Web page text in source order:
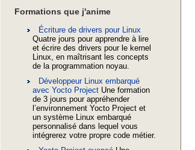
Formations que j'anime
Écriture de drivers pour Linux
Quatre jours pour apprendre à lire
et écrire des drivers pour le kernel
Linux, en maîtrisant les concepts
de la programmation noyau.
Développeur Linux embarqué
avec Yocto Project Une formation
de 3 jours pour appréhender
l’environnement Yocto Project et
un système Linux embarqué
personnalisé dans lequel vous
intégrerez votre propre code métier.